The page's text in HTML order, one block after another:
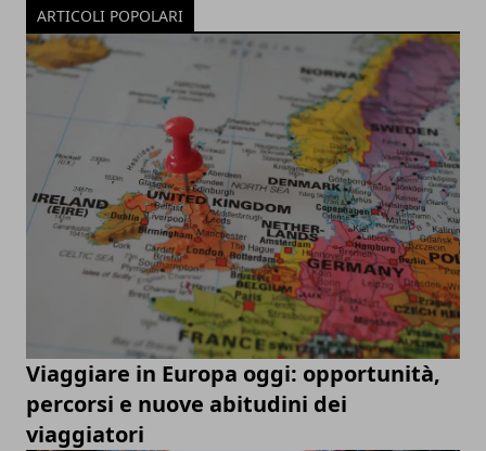
ARTICOLI POPOLARI
Viaggiare in Europa oggi: opportunità,
percorsi e nuove abitudini dei
viaggiatori